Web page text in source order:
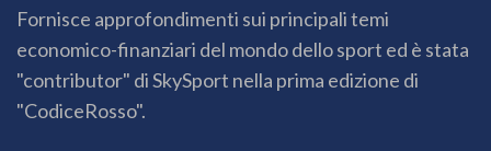
Fornisce approfondimenti sui principali temi
economico-finanziari del mondo dello sport ed è stata
"contributor" di SkySport nella prima edizione di
"CodiceRosso".